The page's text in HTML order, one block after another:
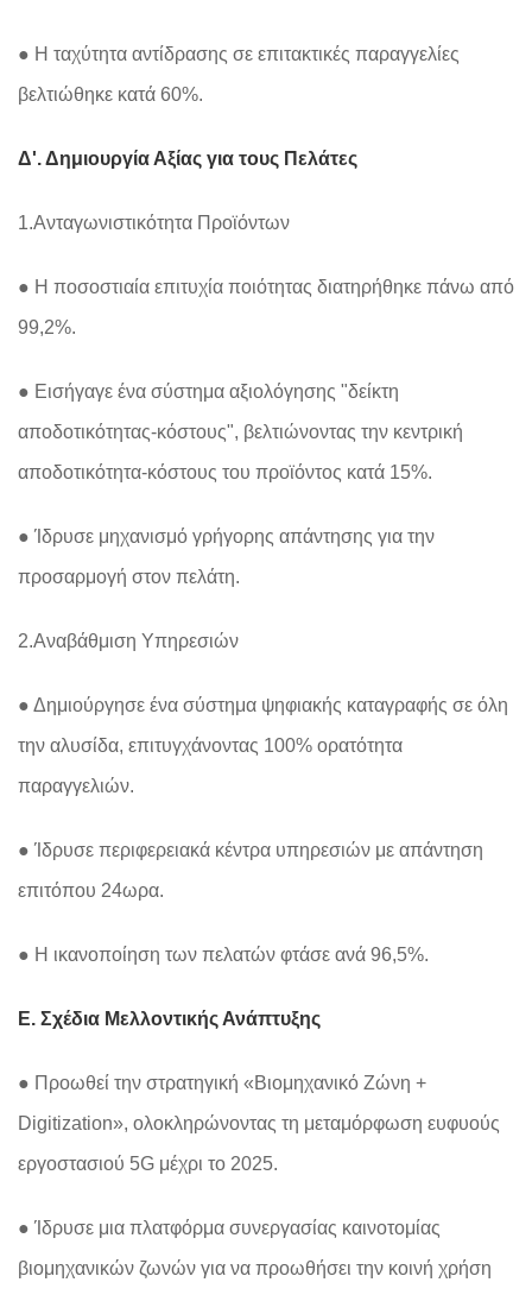
● Η ταχύτητα αντίδρασης σε επιτακτικές παραγγελίες
βελτιώθηκε κατά 60%.
Δ'. Δημιουργία Αξίας για τους Πελάτες
1.Ανταγωνιστικότητα Προϊόντων
● Η ποσοστιαία επιτυχία ποιότητας διατηρήθηκε πάνω από
99,2%.
● Εισήγαγε ένα σύστημα αξιολόγησης "δείκτη
αποδοτικότητας-κόστους", βελτιώνοντας την κεντρική
αποδοτικότητα-κόστους του προϊόντος κατά 15%.
● Ίδρυσε μηχανισμό γρήγορης απάντησης για την
προσαρμογή στον πελάτη.
2.Αναβάθμιση Υπηρεσιών
● Δημιούργησε ένα σύστημα ψηφιακής καταγραφής σε όλη
την αλυσίδα, επιτυγχάνοντας 100% ορατότητα
παραγγελιών.
● Ίδρυσε περιφερειακά κέντρα υπηρεσιών με απάντηση
επιτόπου 24ωρα.
● Η ικανοποίηση των πελατών φτάσε ανά 96,5%.
Ε. Σχέδια Μελλοντικής Ανάπτυξης
● Προωθεί την στρατηγική «Βιομηχανικό Ζώνη +
Digitization», ολοκληρώνοντας τη μεταμόρφωση ευφυούς
εργοστασιού 5G μέχρι το 2025.
● Ίδρυσε μια πλατφόρμα συνεργασίας καινοτομίας
βιομηχανικών ζωνών για να προωθήσει την κοινή χρήση